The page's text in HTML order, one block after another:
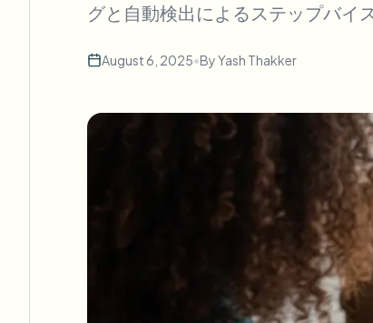
グと自動検出によるステップバイ
August 6, 2025•ByYash Thakker